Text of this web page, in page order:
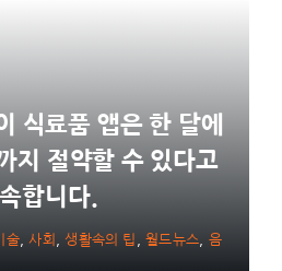
식료품 앱은 한 달에
지 절약할 수 있다고
합니다.
술,사회 ,생활속의 팁 ,월드뉴스
음